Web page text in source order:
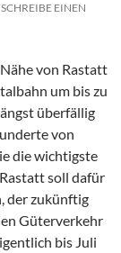
SCHREIBE EINEN
von Rastatt
um bis zu
überfällig
von
die wichtigste
soll dafür
der zukünftig
Güterverkehr
bis Juli